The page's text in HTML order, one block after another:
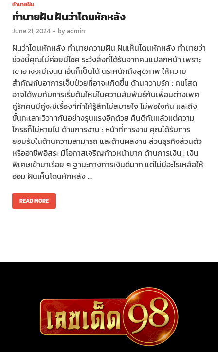
ทำนายฝัน
ทำนายฝัน ฝันว่าโดนหักหลัง
June 21, 2024 - byadmin
ฝันว่าโดนหักหลัง ทำนายความฝัน ฝันเห็นโดนหักหลัง ทำนายว่า
ช่วงนี้คุณไม่ค่อยมีโชค ระวังสิ่งที่ได้รับจากคนแปลกหน้า เพราะ
เขาอาจจะมีเจตนาอื่นก็เป็นได้ ตระหนักถึงสุขภาพ ให้ความ
สำคัญกับอาการเจ็บป่วยที่อาจะเกิดขึ้น ด้านความรัก : คนโสด
อาจได้พบกับการเริ่มต้นใหม่ในความสัมพันธ์กับเพื่อนต่างเพศ
คู่รักคนมีคู่จะมีเรื่องที่ทำให้รู้สึกไม่สบายใจ ไม่พอใจกัน และถึง
ขั้นทะเลาะวิวาทกันอย่างรุนแรงอีกด้วย คืนดีกันแล้วแต่ความ
โกรธก็ไม่หายไป ด้านการงาน : หน้าที่การงาน คุณได้รับการ
ยอมรับในด้านความสามารถ และด้านผลงาน ส่วนธุรกิจส่วนตัว
หรืออาชีพอิสระ มีโอกาสเจริญก้าวหน้ามาก ด้านการเงิน : เงิน
พิเศษเข้ามาเรื่อย ๆ ฐานะทางการเงินดีมาก แต่ไม่มีอะไรเหลือให้
ออม ฝันเห็นโดนหักหลัง …
READ MORE